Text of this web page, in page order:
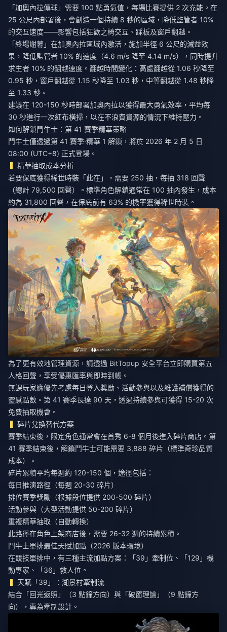
「加奧內拉傳球」需要 100 點勇氣值，每場比賽提供 2 次充能。在
25 公尺內部署後，會創造一個持續 8 秒的區域，降低監管者 10%
的交互速度——影響包括狂歡之椅交互、踩板及窗戶翻越。
「終場謝幕」在加奧內拉區域內激活，施加半徑 6 公尺的減益效
果，降低監管者 10% 的速度（4.6 m/s 降至 4.14 m/s），同時提升
求生者 10% 的翻越速度。翻越時間變化：高處翻越從 1.06 秒降至
0.95 秒，窗戶翻越從 1.15 秒降至 1.03 秒，中等翻越從 1.48 秒降
至 1.33 秒。
建議在 120-150 秒時部署加奧內拉以獲得最大勇氣效率，平均每
30 秒進行一次紅布橫掃，以在不浪費資源的情況下維持壓力。
如何解鎖鬥牛士：第 41 賽季精華策略
鬥牛士僅透過第 41 賽季·精華 1 解鎖，將於 2026 年 2 月 5 日
08:00 (UTC+8) 正式登場。
精華抽取成本分析
若要保底獲得稀世時裝「此在」，需要 250 抽，每抽 318 回聲
（總計 79,500 回聲）。標準角色解鎖通常在 100 抽內發生，成本
約為 31,800 回聲，在保底前有 63% 的機率獲得稀世時裝。
為了更有效地管理資源，請透過 BitTopup 安全平台立即購買第五
人格回聲 ，享受優惠匯率與即時到帳。
無課玩家應優先考慮每日登入獎勵、活動參與以及維護補償獲得的
靈感點數。第 41 賽季長達 90 天，透過持續參與可獲得 15-20 次
免費抽取機會。
碎片兌換替代方案
賽季結束後，限定角色通常會在首秀 6-8 個月後進入碎片商店。第
41 賽季結束後，解鎖鬥牛士可能需要 3,888 碎片（標準奇珍品質
成本）。
碎片累積平均每週約 120-150 個，途徑包括：
每日推演路徑（每週 20-30 碎片）
排位賽季獎勵（根據段位提供 200-500 碎片）
活動參與（大型活動提供 50-200 碎片）
重複精華抽取（自動轉換）
此路徑在角色上架商店後，需要 26-32 週的持續累積。
鬥牛士單排最佳天賦加點（2026 版本環境）
在競技單排中，有三種主流加點方案：「39」牽制位、「129」機
動專家、「36」救人位。
天賦「39」：湖景村牽制流
結合「回光返照」（3 點鐘方向）與「破窗理論」（9 點鐘方
向），專為牽制設計。